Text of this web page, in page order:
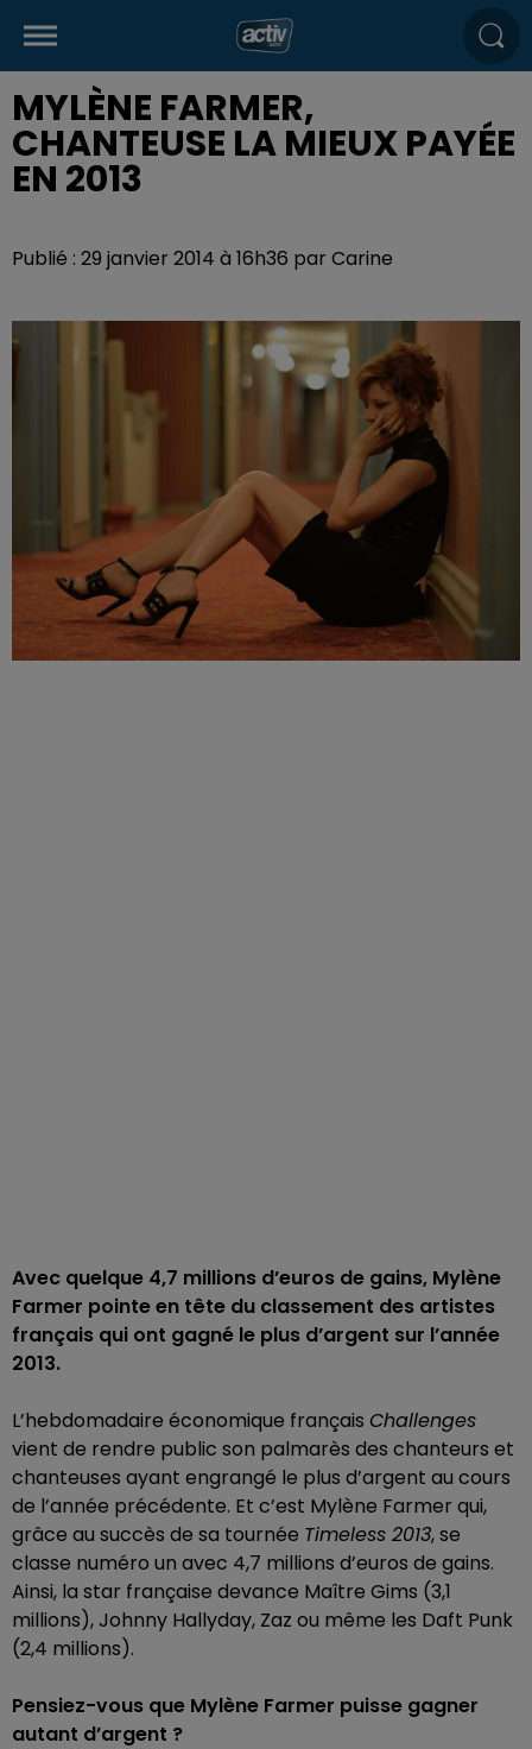
MYLÈNE FARMER,
CHANTEUSE LA MIEUX PAYÉE
EN 2013
Publié : 29 janvier 2014 à 16h36 par Carine
Avec quelque 4,7 millions d’euros de gains, Mylène
Farmer pointe en tête du classement des artistes
français qui ont gagné le plus d’argent sur l’année
2013.
L’hebdomadaire économique français Challenges
vient de rendre public son palmarès des chanteurs et
chanteuses ayant engrangé le plus d’argent au cours
de l’année précédente. Et c’est Mylène Farmer qui,
grâce au succès de sa tournée Timeless 2013, se
classe numéro un avec 4,7 millions d’euros de gains.
Ainsi, la star française devance Maître Gims (3,1
millions), Johnny Hallyday, Zaz ou même les Daft Punk
(2,4 millions).
Pensiez-vous que Mylène Farmer puisse gagner
autant d’argent ?